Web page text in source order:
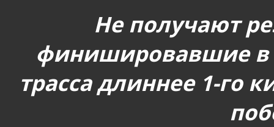
Не получают
финишировавшие в
трасса длиннее 1-го